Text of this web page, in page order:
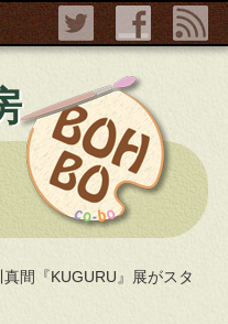
間『KUGURU』展がスタ